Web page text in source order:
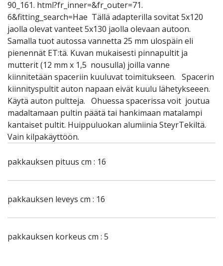
90_161. html?fr_inner=&fr_outer=71.
6&fitting_search=Hae Tällä adapterilla sovitat 5x120
jaolla olevat vanteet 5x130 jaolla olevaan autoon.
Samalla tuot autossa vannetta 25 mm ulospäin eli
pienennät ET:tä. Kuvan mukaisesti pinnapultit ja
mutterit (12 mm x 1,5 nousulla) joilla vanne
kiinnitetään spaceriin kuuluvat toimitukseen. Spacerin
kiinnityspultit auton napaan eivät kuulu lähetykseeen.
Käytä auton pultteja. Ohuessa spacerissa voit joutua
madaltamaan pultin päätä tai hankimaan matalampi
kantaiset pultit. Huippuluokan alumiinia SteyrTekiltä.
Vain kilpakäyttöön.
pakkauksen pituus cm : 16
pakkauksen leveys cm : 16
pakkauksen korkeus cm : 5